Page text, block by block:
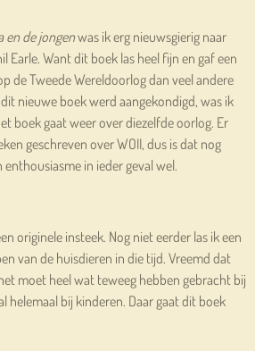
en de jongenwas ik erg nieuwsgierig naar
Earle. Want dit boek las heel fijn en gaf een
de Tweede Wereldoorlog dan veel andere
nieuwe boek werd aangekondigd, was ik
boek gaat weer over diezelfde oorlog. Er
geschreven over WOII, dus is dat nog
in ieder geval wel.
originele insteek. Nog niet eerder las ik een
van de huisdieren in die tijd. Vreemd dat
moet heel wat teweeg hebben gebracht bij
helemaal bij kinderen. Daar gaat dit boek